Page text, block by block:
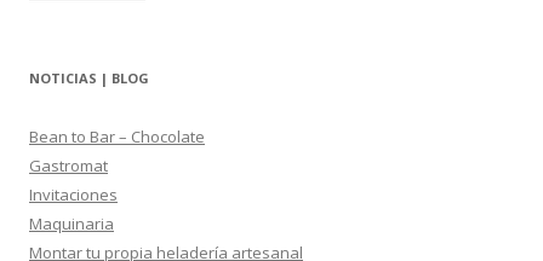
NOTICIAS | BLOG
Bean to Bar – Chocolate
Gastromat
Invitaciones
Maquinaria
Montar tu propia heladería artesanal